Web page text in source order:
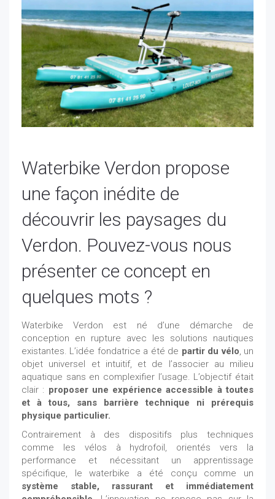
Waterbike Verdon propose
une façon inédite de
découvrir les paysages du
Verdon. Pouvez-vous nous
présenter ce concept en
quelques mots ?
Waterbike Verdon est né d’une démarche de
conception en rupture avec les solutions nautiques
existantes. L’idée fondatrice a été de partir du vélo, un
objet universel et intuitif, et de l’associer au milieu
aquatique sans en complexifier l’usage. L’objectif était
clair : proposer une expérience accessible à toutes
et à tous, sans barrière technique ni prérequis
physique particulier.
Contrairement à des dispositifs plus techniques
comme les vélos à hydrofoil, orientés vers la
performance et nécessitant un apprentissage
spécifique, le waterbike a été conçu comme un
système stable, rassurant et immédiatement